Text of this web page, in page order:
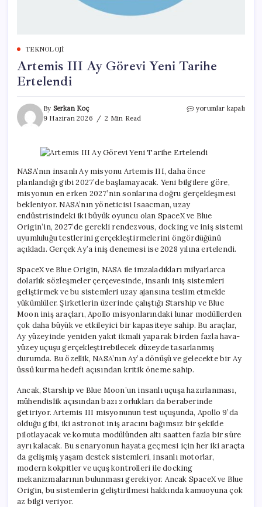
TEKNOLOJI
Artemis III Ay Görevi Yeni Tarihe
Ertelendi
By Serkan Koç
9 Haziran 2026
2 Min Read
Artemis
Yeni
Tarihe
için
yorumlar kapalı
NASA’nın insanlı Ay misyonu Artemis III, daha önce
planlandığı gibi 2027’de başlamayacak. Yeni bilgilere göre,
misyonun en erken 2027’nin sonlarına doğru gerçekleşmesi
bekleniyor. NASA’nın yöneticisi Isaacman, uzay
endüstrisindeki iki büyük oyuncu olan SpaceX ve Blue
Origin’in, 2027’de gerekli rendezvous, docking ve iniş sistemi
uyumluluğu testlerini gerçekleştirmelerini öngördüğünü
açıkladı. Gerçek Ay’a iniş denemesi ise 2028 yılına ertelendi.
SpaceX ve Blue Origin, NASA ile imzaladıkları milyarlarca
dolarlık sözleşmeler çerçevesinde, insanlı iniş sistemleri
geliştirmek ve bu sistemleri uzay ajansına teslim etmekle
yükümlüler. Şirketlerin üzerinde çalıştığı Starship ve Blue
Moon iniş araçları, Apollo misyonlarındaki lunar modüllerden
çok daha büyük ve etkileyici bir kapasiteye sahip. Bu araçlar,
Ay yüzeyinde yeniden yakıt ikmali yaparak birden fazla hava-
yüzey uçuşu gerçekleştirebilecek düzeyde tasarlanmış
durumda. Bu özellik, NASA’nın Ay’a dönüşü ve gelecekte bir Ay
üssü kurma hedefi açısından kritik öneme sahip.
Ancak, Starship ve Blue Moon’un insanlı uçuşa hazırlanması,
mühendislik açısından bazı zorlukları da beraberinde
getiriyor. Artemis III misyonunun test uçuşunda, Apollo 9’da
olduğu gibi, iki astronot iniş aracını bağımsız bir şekilde
pilotlayacak ve komuta modülünden altı saatten fazla bir süre
ayrı kalacak. Bu senaryonun hayata geçmesi için her iki araçta
da gelişmiş yaşam destek sistemleri, insanlı motorlar,
modern kokpitler ve uçuş kontrolleri ile docking
mekanizmalarının bulunması gerekiyor. Ancak SpaceX ve Blue
Origin, bu sistemlerin geliştirilmesi hakkında kamuoyuna çok
az bilgi veriyor.